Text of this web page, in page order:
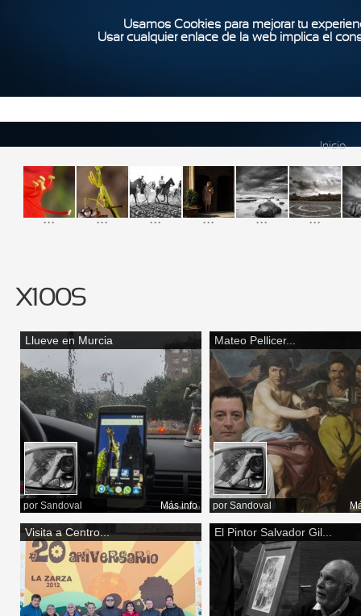
Usamos Cookies para mejorar tu
Usar cualquier enlace de la web implica el
Inicio
... ... ... ... ... ...
X100S
Llueve en Murcia
por Sandoval Más info
Mateo Pellicer...
por Sandoval
Visita a Centro... El Pintor Salvador Gil...